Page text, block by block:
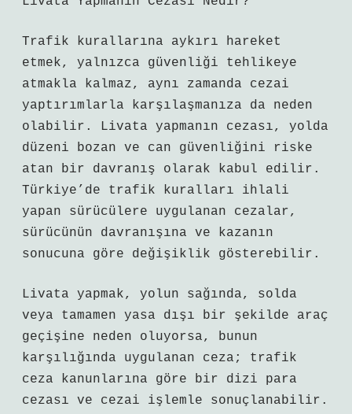
Trafik kurallarına aykırı hareket
etmek, yalnızca güvenliği tehlikeye
atmakla kalmaz, aynı zamanda cezai
yaptırımlarla karşılaşmanıza da neden
olabilir. Livata yapmanın cezası, yolda
düzeni bozan ve can güvenliğini riske
atan bir davranış olarak kabul edilir.
Türkiye’de trafik kuralları ihlali
yapan sürücülere uygulanan cezalar,
sürücünün davranışına ve kazanın
sonucuna göre değişiklik gösterebilir.
Livata yapmak, yolun sağında, solda
veya tamamen yasa dışı bir şekilde araç
geçişine neden oluyorsa, bunun
karşılığında uygulanan ceza; trafik
ceza kanunlarına göre bir dizi para
cezası ve cezai işlemle sonuçlanabilir.